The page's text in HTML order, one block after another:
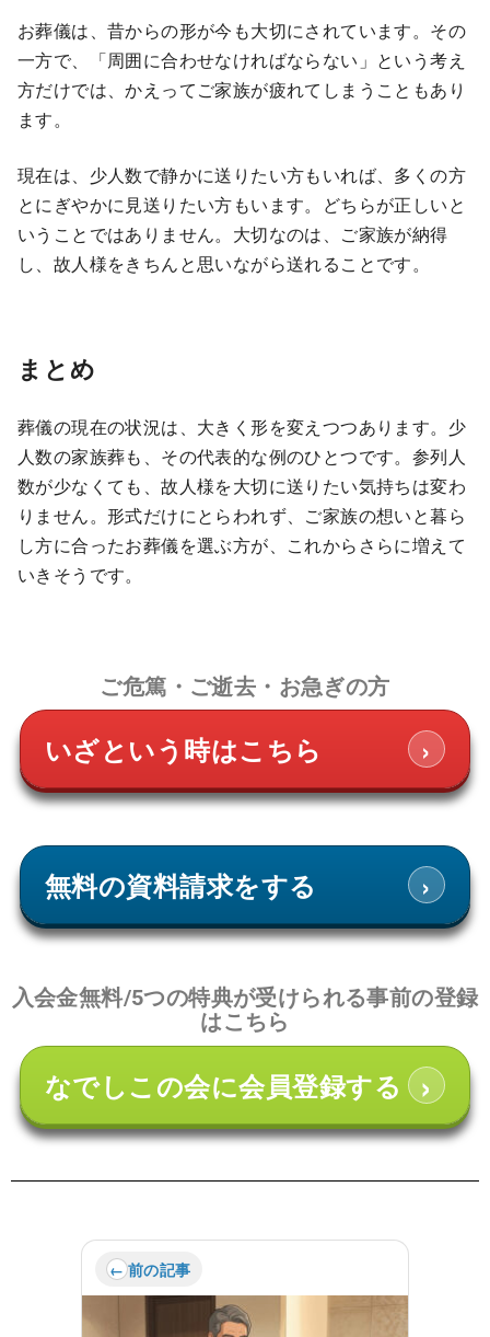
お葬儀は、昔からの形が今も大切にされています。その
一方で、「周囲に合わせなければならない」という考え
方だけでは、かえってご家族が疲れてしまうこともあり
ます。
現在は、少人数で静かに送りたい方もいれば、多くの方
とにぎやかに見送りたい方もいます。どちらが正しいと
いうことではありません。大切なのは、ご家族が納得
し、故人様をきちんと思いながら送れることです。
まとめ
葬儀の現在の状況は、大きく形を変えつつあります。少
人数の家族葬も、その代表的な例のひとつです。参列人
数が少なくても、故人様を大切に送りたい気持ちは変わ
りません。形式だけにとらわれず、ご家族の想いと暮ら
し方に合ったお葬儀を選ぶ方が、これからさらに増えて
いきそうです。
ご危篤・ご逝去・お急ぎの方
いざという時はこちら ›
無料の資料請求をする ›
入会金無料/5つの特典が受けられる事前の登録
はこちら
なでしこの会に会員登録する ›
前の記事